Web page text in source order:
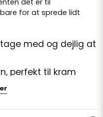
det er til
for at sprede lidt
med og dejlig at
perfekt til kram
dig"-tryk